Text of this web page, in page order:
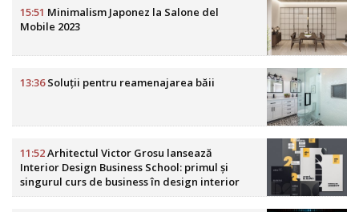
15:51 Minimalism Japonez la Salone del
Mobile 2023
13:36Soluții pentru reamenajarea băii
11:52Arhitectul Victor Grosu lansează
Interior Design Business School: primul și
singurul curs de business în design interior
din România